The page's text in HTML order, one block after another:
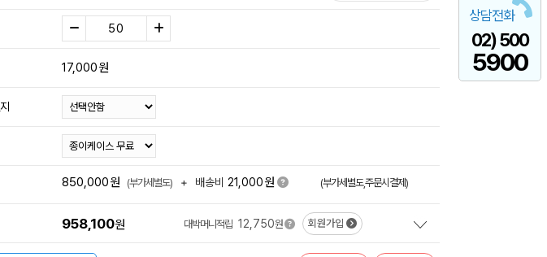
상담전화
02) 500
5900
17,000원
850,000원 (부가세별도) + 배송비 21,000원 (부가세별도,주문시결제)
958,100원 대박머니적립 12,750원 회원가입